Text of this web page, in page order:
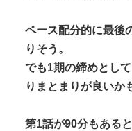
ペース配分的に最後
りそう。
でも1期の締めとし
りまとまりが良いか
第1話が90分もある